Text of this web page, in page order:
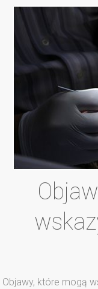
Objawy, które mogą